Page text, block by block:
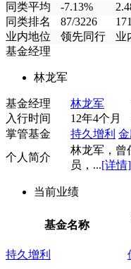
同类平均
-7.13%
同类排名
87/3226
业内地位
领先同行 业
基金经理
林龙军
基金经理 林龙军
入行时间
12年4个月
掌管基金
持久增利
个人简介
林龙军，曾
员，...[详情]
当前业绩
基金名称
持久增利